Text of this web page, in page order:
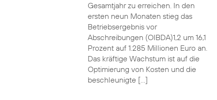
Gesamtjahr zu erreichen. In den
ersten neun Monaten stieg das
Betriebsergebnis vor
Abschreibungen (OIBDA)1,2 um 16,1
Prozent auf 1.285 Millionen Euro an.
Das kräftige Wachstum ist auf die
Optimierung von Kosten und die
beschleunigte […]